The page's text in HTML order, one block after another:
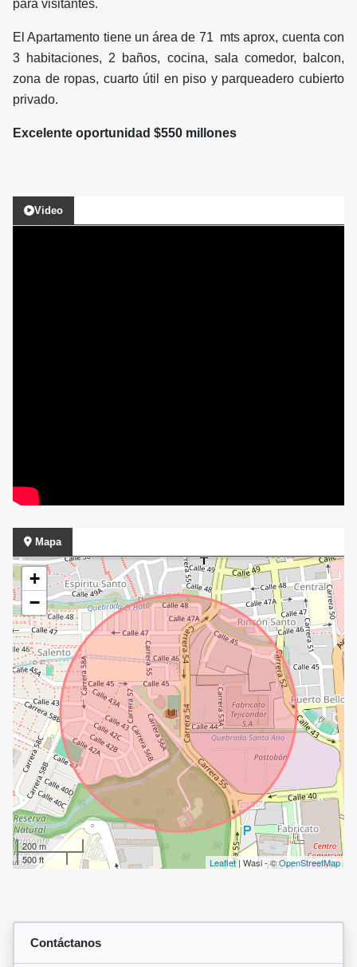
para visitantes.
El Apartamento tiene un área de 71 mts aprox, cuenta con
3 habitaciones, 2 baños, cocina, sala comedor, balcon,
zona de ropas, cuarto útil en piso y parqueadero cubierto
privado.
Excelente oportunidad $550 millones
Video
Mapa
+
−
200 m
500 ft
Leaflet| Wasi - ©OpenStreetMap
Contáctanos